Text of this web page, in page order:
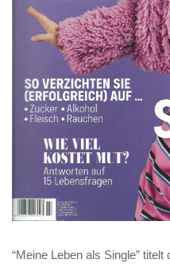
“Meine Leben als Single”